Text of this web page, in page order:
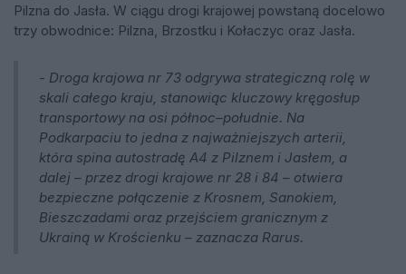
Pilzna do Jasła. W ciągu drogi krajowej powstaną docelowo
trzy obwodnice: Pilzna, Brzostku i Kołaczyc oraz Jasła.
- Droga krajowa nr 73 odgrywa strategiczną rolę w
skali całego kraju, stanowiąc kluczowy kręgosłup
transportowy na osi północ–południe. Na
Podkarpaciu to jedna z najważniejszych arterii,
która spina autostradę A4 z Pilznem i Jasłem, a
dalej – przez drogi krajowe nr 28 i 84 – otwiera
bezpieczne połączenie z Krosnem, Sanokiem,
Bieszczadami oraz przejściem granicznym z
Ukrainą w Krościenku – zaznacza Rarus.